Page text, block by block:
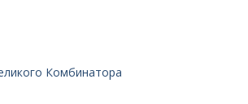
Комбинатора